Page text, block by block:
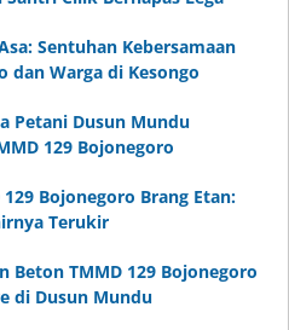
Sentuhan Kebersamaan
dan Warga di Kesongo
Petani Dusun Mundu
129 Bojonegoro
Bojonegoro Brang Etan:
Terukir
Beton TMMD 129 Bojonegoro
di Dusun Mundu